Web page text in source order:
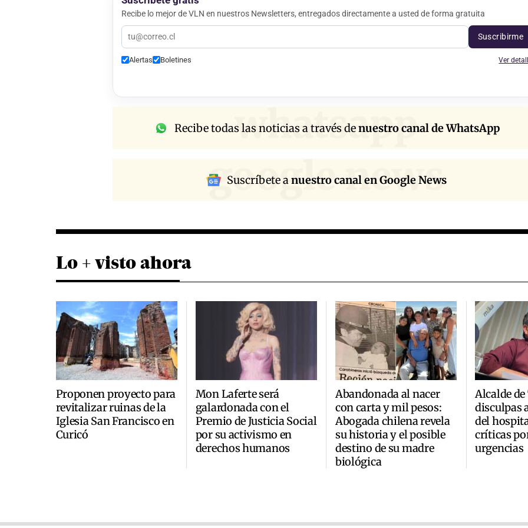
Recibe lo mejor de VLN en nuestros Newsletters, entregados directamente a usted de forma gratuita
Suscribirme
Alertas Boletines Ver
whatsapp
Recibe todas las noticias a través denuestro canal de WhatsApp
google news
Suscríbete anuestro canal en Google News
Lo + visto ahora
Proponen proyecto para
revitalizar ruinas de la
Iglesia San Francisco en
Curicó
Mon Laferte será
galardonada con el
Premio de Justicia Social
por su activismo en
derechos humanos
Abandonada al nacer
con carta y mil pesos:
Abogada chilena revela
su historia y el posible
destino de su madre
biológica
Alcalde
disculpas
del
críticas
urgencias